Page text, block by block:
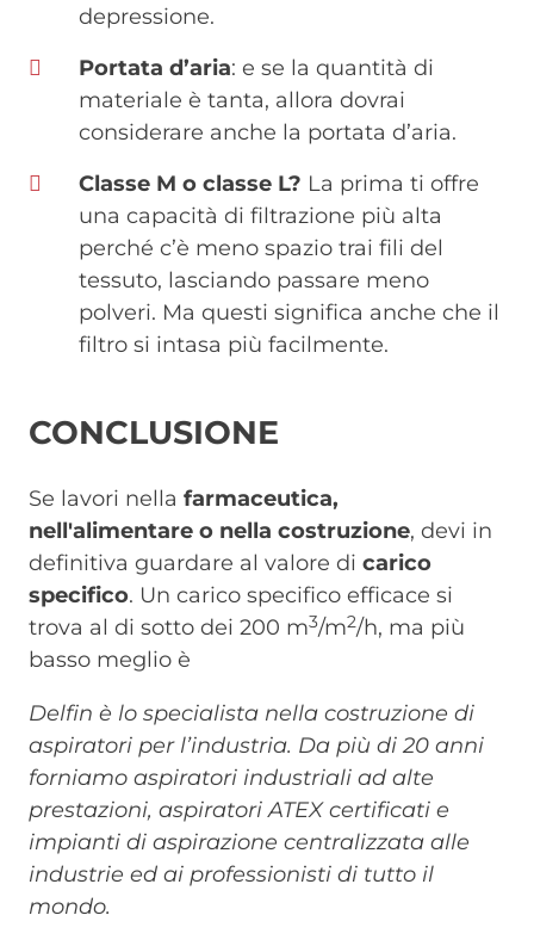
depressione.
Portata d’aria: e se la quantità di
materiale è tanta, allora dovrai
considerare anche la portata d’aria.
Classe M o classe L? La prima ti offre
una capacità di filtrazione più alta
perché c’è meno spazio trai fili del
tessuto, lasciando passare meno
polveri. Ma questi significa anche che il
filtro si intasa più facilmente.
CONCLUSIONE
Se lavori nella farmaceutica,
nell'alimentare o nella costruzione, devi in
definitiva guardare al valore di carico
specifico. Un carico specifico efficace si
trova al di sotto dei 200 m3/m2/h, ma più
basso meglio è
Delfin è lo specialista nella costruzione di
aspiratori per l’industria. Da più di 20 anni
forniamo aspiratori industriali ad alte
prestazioni, aspiratori ATEX certificati e
impianti di aspirazione centralizzata alle
industrie ed ai professionisti di tutto il
mondo.